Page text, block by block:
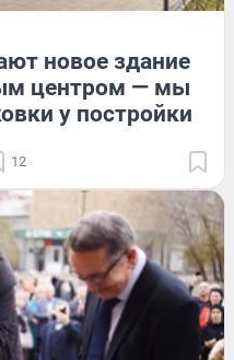
новое здание
центром — мы
у постройки
12